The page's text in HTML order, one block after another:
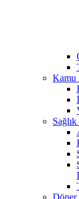
Kamu
Döner